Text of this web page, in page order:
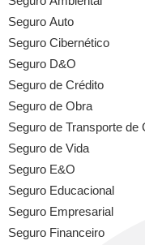
Seguro Auto
Seguro Cibernético
Seguro D&O
Seguro de Crédito
Seguro de Obra
Seguro de Transporte de
Seguro de Vida
Seguro E&O
Seguro Educacional
Seguro Empresarial
Seguro Financeiro